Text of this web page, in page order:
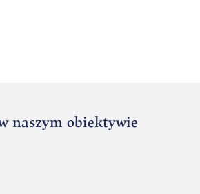
naszym obiektywie